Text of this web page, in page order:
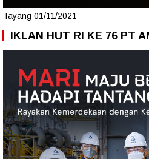
Tayang 01/11/2021
IKLAN HUT RI KE 76 PT